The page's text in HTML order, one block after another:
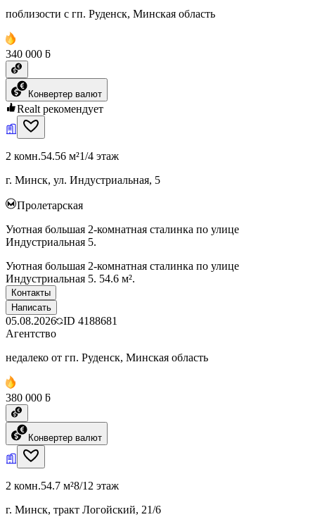
поблизости с гп. Руденск, Минская область
340 000 ƃ
Конвертер валют
Realt рекомендует
2 комн.54.56 м²1/4 этаж
г. Минск, ул. Индустриальная, 5
Пролетарская
Уютная большая 2-комнатная сталинка по улице
Индустриальная 5.
Уютная большая 2-комнатная сталинка по улице
Индустриальная 5. 54.6 м².
Контакты
Написать
05.08.2026 ID 4188681
Агентство
недалеко от гп. Руденск, Минская область
380 000 ƃ
Конвертер валют
2 комн.54.7 м²8/12 этаж
г. Минск, тракт Логойский, 21/6